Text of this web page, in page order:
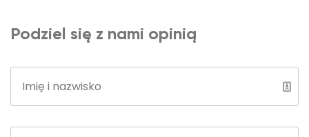
Podziel się z nami opinią